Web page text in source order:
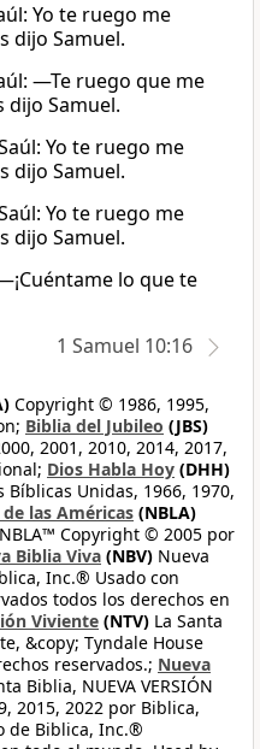
Yo te ruego me
dijo Samuel.
—Te ruego que me
dijo Samuel.
Yo te ruego me
dijo Samuel.
Yo te ruego me
dijo Samuel.
lo que te
1 Samuel 10:16
Copyright © 1986, 1995,
Biblia del Jubileo (JBS)
2001, 2010, 2014, 2017,
Dios Habla Hoy (DHH)
Unidas, 1966, 1970,
las Américas (NBLA)
Copyright © 2005 por
Biblia Viva (NBV) Nueva
Inc.® Usado con
todos los derechos en
Viviente (NTV) La Santa
&copy; Tyndale House
reservados.; Nueva
Biblia, NUEVA VERSIÓN
2015, 2022 por Biblica,
de Biblica, Inc.®